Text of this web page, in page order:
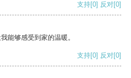
支持[0] 反对[0]
能够感受到家的温暖。
支持[0] 反对[0]